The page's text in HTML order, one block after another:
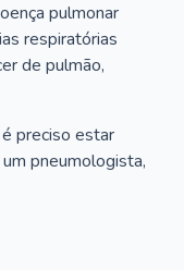
pulmonar
respiratórias
de pulmão,
preciso estar
pneumologista,